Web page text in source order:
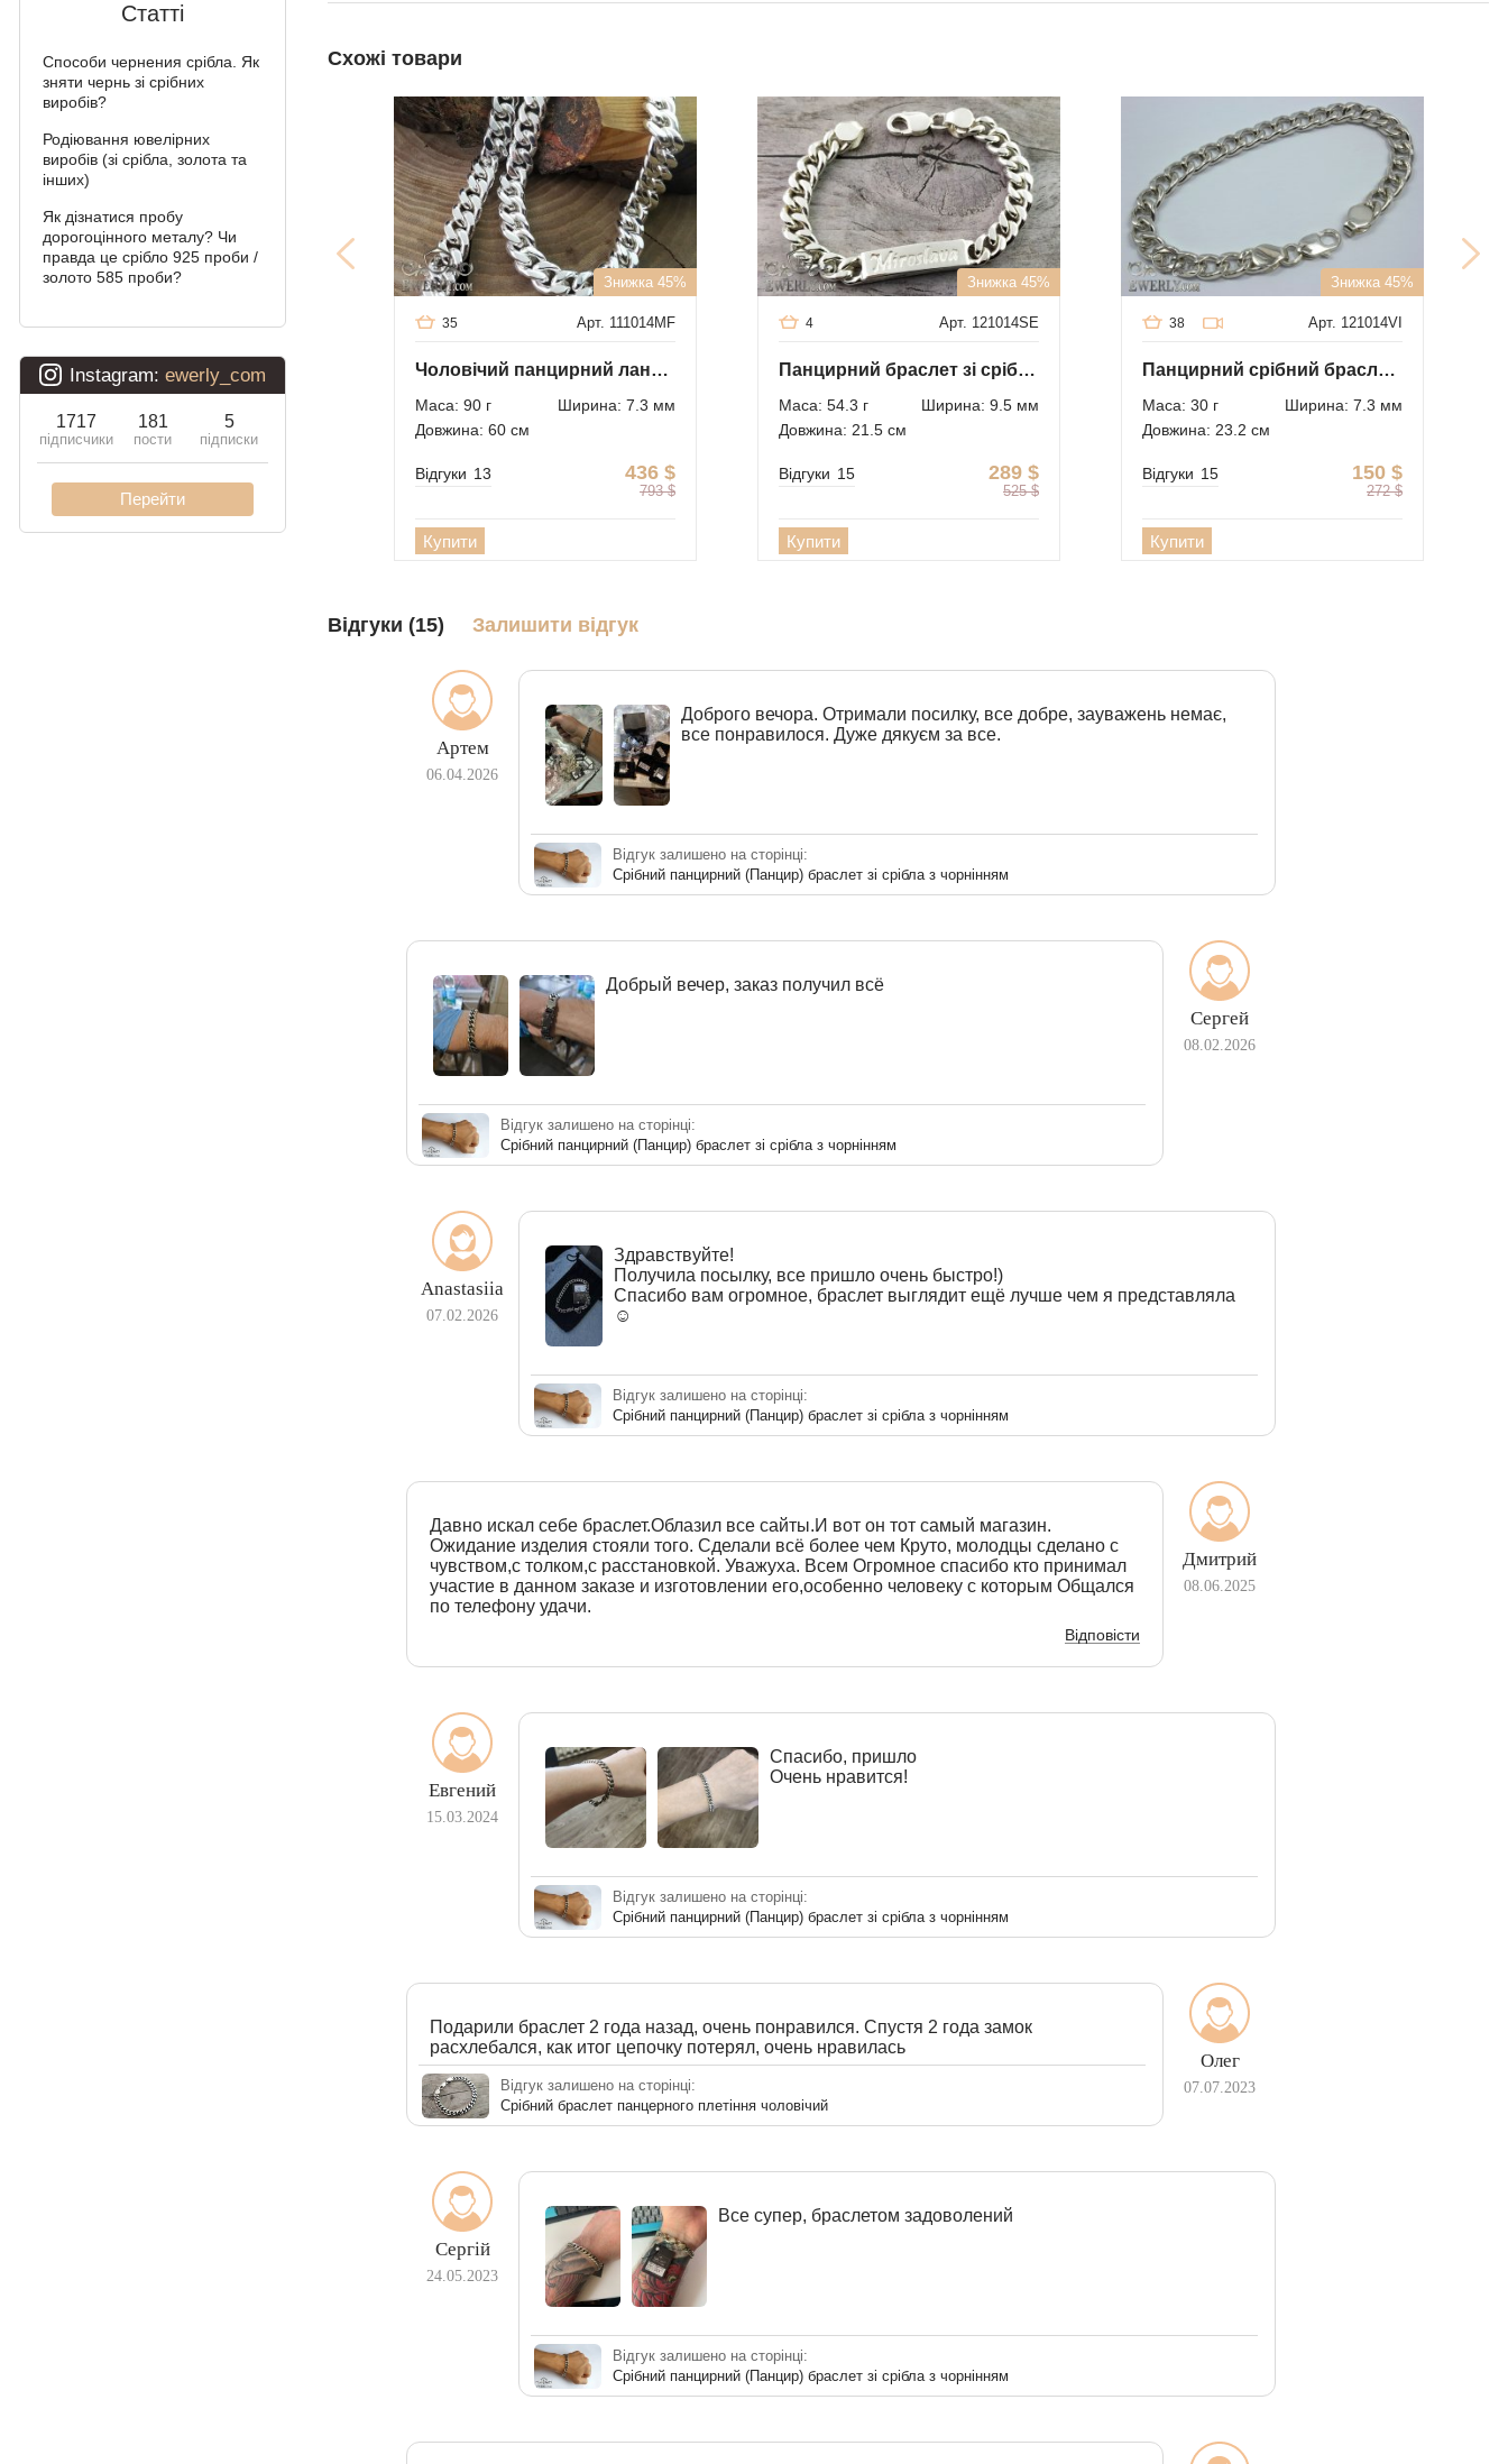
камінням
Фараон (подвійне
Арабський Бісмарк
Давид
Подвійний Бісмарк
Подвійний рамзес
Десятка (подвійне
панцирное)
Італійка)
Статті
Способи чернения срібла. Як
зняти чернь зі срібних
виробів?
Родіювання ювелірних
виробів (зі срібла, золота та
інших)
Як дізнатися пробу
дорогоцінного металу? Чи
правда це срібло 925 проби /
золото 585 проби?
Схожі товари
Знижка 45%
Арт. 111014MF
35
Чоловічий панцирний ланцюжок 90 грам
Маса: 90 г
Ширина: 7.3 мм
Довжина: 60 см
436 $
793 $
Відгуки 13
Купити
Знижка 45%
Арт. 121014SE
4
Панцирний браслет зі срібла з пластиною
Маса: 54.3 г
Ширина: 9.5 мм
Довжина: 21.5 см
289 $
525 $
Відгуки 15
Купити
Знижка 45%
Арт. 121014VI
38
Панцирний срібний браслет (Панцир)
Маса: 30 г
Ширина: 7.3 мм
Довжина: 23.2 см
150 $
272 $
Відгуки 15
Купити
Відгуки (15) Залишити відгук
Артем
06.04.2026
Доброго вечора. Отримали посилку, все добре, зауважень немає,
все понравилося. Дуже дякуєм за все.
Відгук залишено на сторінці:
Срібний панцирний (Панцир) браслет зі срібла з чорнінням
Сергей
08.02.2026
Добрый вечер, заказ получил всё
Відгук залишено на сторінці:
Срібний панцирний (Панцир) браслет зі срібла з чорнінням
Anastasiia
07.02.2026
Здравствуйте!
Получила посылку, все пришло очень быстро!)
Спасибо вам огромное, браслет выглядит ещё лучше чем я представляла
☺️
Відгук залишено на сторінці:
Срібний панцирний (Панцир) браслет зі срібла з чорнінням
Дмитрий
08.06.2025
Давно искал себе браслет.Облазил все сайты.И вот он тот самый магазин.
Ожидание изделия стояли того. Сделали всё более чем Круто, молодцы сделано с
чувством,с толком,с расстановкой. Уважуха. Всем Огромное спасибо кто принимал
участие в данном заказе и изготовлении его,особенно человеку с которым Общался
по телефону удачи.
Відповісти
Евгений
15.03.2024
Спасибо, пришло
Очень нравится!
Відгук залишено на сторінці:
Срібний панцирний (Панцир) браслет зі срібла з чорнінням
Олег
07.07.2023
Подарили браслет 2 года назад, очень понравился. Спустя 2 года замок
расхлебался, как итог цепочку потерял, очень нравилась
Відгук залишено на сторінці:
Срібний браслет панцерного плетіння чоловічий
Сергій
24.05.2023
Все супер, браслетом задоволений
Відгук залишено на сторінці:
Срібний панцирний (Панцир) браслет зі срібла з чорнінням